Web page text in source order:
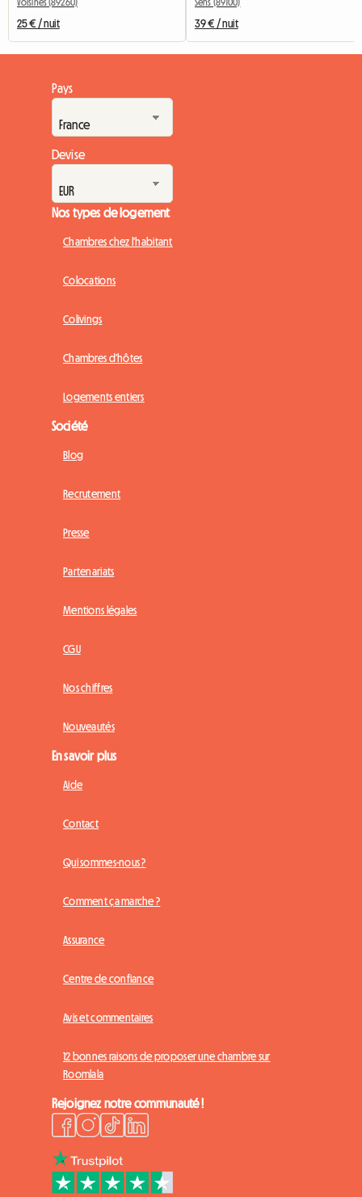
Voisines (89260)
25 € / nuit
Sens (89100)
39 € / nuit
Pays
Devise
Nos types de logement
Chambres chez l'habitant
Colocations
Colivings
Chambres d'hôtes
Logements entiers
Société
Blog
Recrutement
Presse
Partenariats
Mentions légales
CGU
Nos chiffres
Nouveautés
En savoir plus
Aide
Contact
Qui sommes-nous ?
Comment ça marche ?
Assurance
Centre de confiance
Avis et commentaires
12 bonnes raisons de proposer une chambre sur
Roomlala
Rejoignez notre communauté !